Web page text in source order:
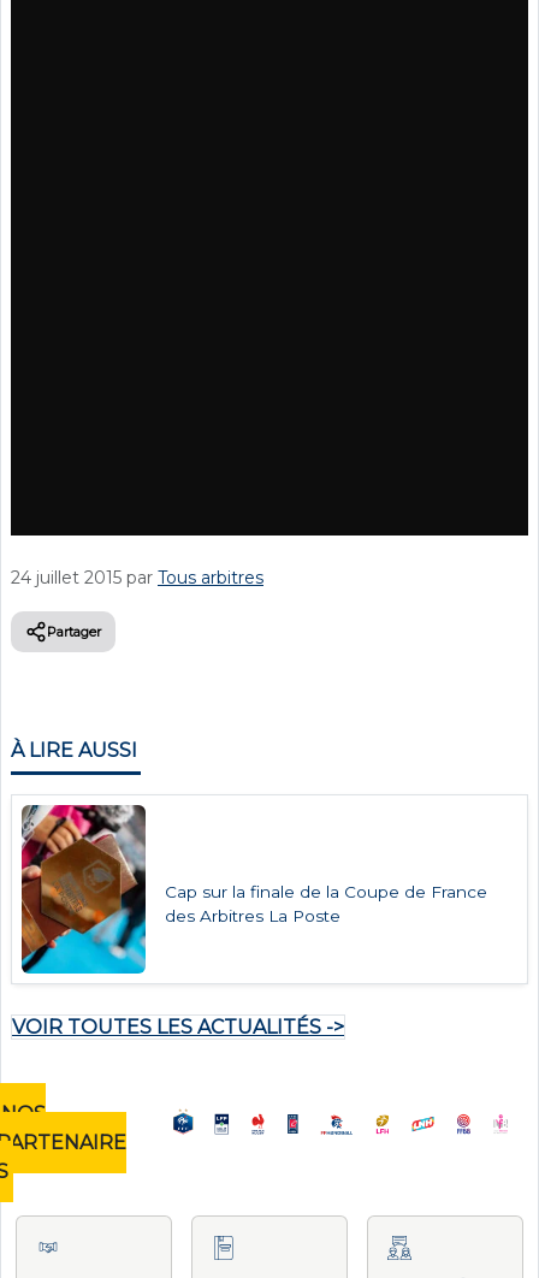
24 juillet 2015 par Tous arbitres
Partager
À LIRE AUSSI
Cap sur la finale de la Coupe de France
des Arbitres La Poste
VOIR TOUTES LES ACTUALITÉS ->
NOS